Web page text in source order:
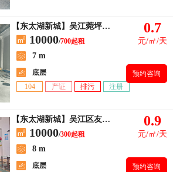
【东太湖新城】吴江菀坪镇同安东路
10000/700起租
7 m
底层
104
产证 排污 注册
0.7
元/㎡/天
预约咨询
【东太湖新城】吴江区友谊工业友谊路
10000/300起租
8 m
底层
0.9
元/㎡/天
预约咨询